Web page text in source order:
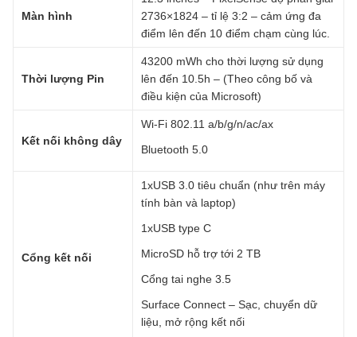
Màn hình
2736×1824 – tỉ lệ 3:2 – cảm ứng đa
điểm lên đến 10 điểm chạm cùng lúc.
Thời lượng Pin
43200 mWh cho thời lượng sử dụng
lên đến 10.5h – (Theo công bố và
điều kiện của Microsoft)
Kết nối không dây
Wi-Fi 802.11 a/b/g/n/ac/ax
Bluetooth 5.0
Cổng kết nối
1xUSB 3.0 tiêu chuẩn (như trên máy
tính bàn và laptop)
1xUSB type C
MicroSD hỗ trợ tới 2 TB
Cổng tai nghe 3.5
Surface Connect – Sạc, chuyển dữ
liệu, mở rộng kết nối